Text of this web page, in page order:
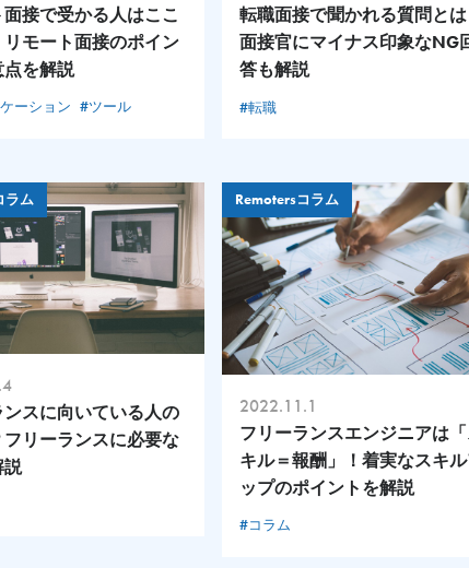
面接で受かる人はここ
モート面接のポイン
点を解説
ーション #ツール
転職面接で聞かれる質問と
面接官にマイナス印象なNG
答も解説
#転職
ラム
スに向いている人の
リーランスに必要な
説
Remotersコラム
2022.11.1
フリーランスエンジニアは
キル＝報酬」！着実なスキ
ップのポイントを解説
#コラム